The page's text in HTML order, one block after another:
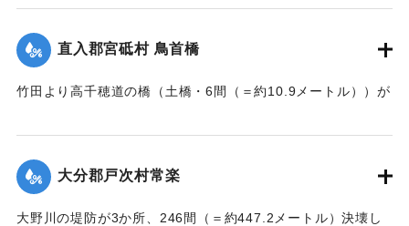
｜固有コード: 002680208
直入郡宮砥村 鳥首橋
竹田より高千穂道の橋（土橋・6間（＝約10.9メートル））が
｜固有コード: 002680202
大分郡戸次村常楽
大野川の堤防が3か所、246間（＝約447.2メートル）決壊し